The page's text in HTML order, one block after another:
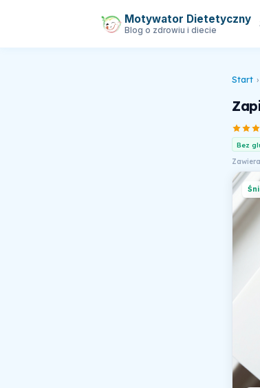
Motywator Dietetyczny
Blog o zdrowiu i diecie
Start ›
Bez